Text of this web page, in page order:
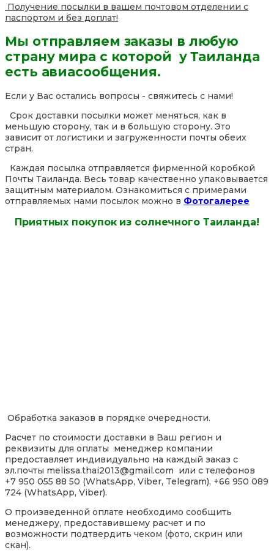
Получение посылки в вашем почтовом отделении с
паспортом и без доплат!
Мы отправляем заказы в любую
страну мира с которой у Таиланда
есть авиасообщения.
Если у Вас остались вопросы - свяжитесь с нами!
Срок доставки посылки может меняться, как в
меньшую сторону, так и в большую сторону. Это
зависит от логистики и загруженности почты обеих
стран.
Каждая посылка отправляется фирменной коробкой
Почты Таиланда. Весь товар качественно упаковывается
защитным материалом. Ознакомиться с примерами
отправляемых нами посылок можно в Фотогалерее
Приятных покупок из солнечного Таиланда!
Обработка заказов в порядке очередности.
Расчет по стоимости доставки в Ваш регион и
реквизиты для оплаты менеджер компании
предоставляет индивидуально на каждый заказ с
эл.почты melissa.thai2013@gmail.com или с телефонов
+7 950 055 88 50 (WhatsApp, Viber, Telegram), +66 950 089
724 (WhatsApp, Viber).
О произведенной оплате необходимо сообщить
менеджеру, предоставившему расчет и по
возможности подтвердить чеком (фото, скрин или
скан).